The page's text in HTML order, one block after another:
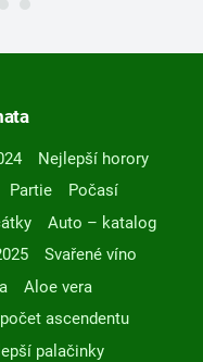
Nejlepší horory
Partie
Počasí
Auto – katalog
Svařené víno
Aloe vera
ascendentu
palačinky